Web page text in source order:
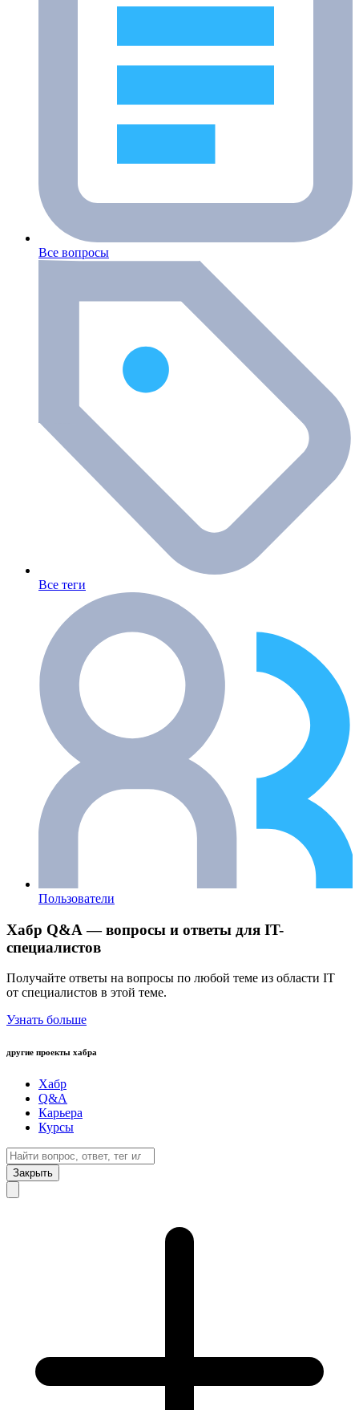
Все вопросы
Все теги
Пользователи
Хабр Q&A — вопросы и ответы для IT-
специалистов
Получайте ответы на вопросы по любой теме из области IT
от специалистов в этой теме.
Узнать больше
другие проекты хабра
Хабр
Q&A
Карьера
Курсы
Закрыть